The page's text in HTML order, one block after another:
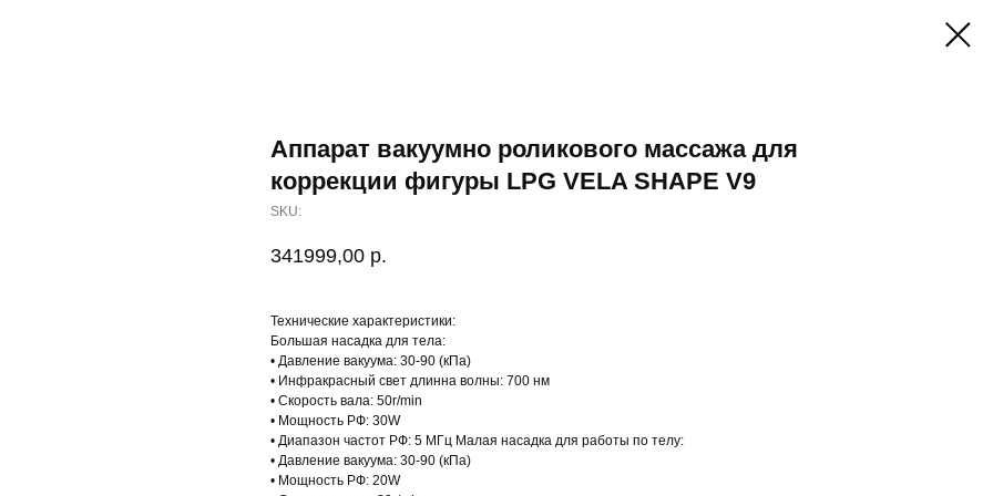
Аппарат вакуумно роликового массажа для
коррекции фигуры LPG VELA SHAPE V9
SKU:
341999,00 р.
Технические характеристики:
Большая насадка для тела:
• Давление вакуума: 30-90 (кПа)
• Инфракрасный свет длинна волны: 700 нм
• Скорость вала: 50r/min
• Мощность РФ: 30W
• Диапазон частот РФ: 5 МГц Малая насадка для работы по телу:
• Давление вакуума: 30-90 (кПа)
• Мощность РФ: 20W